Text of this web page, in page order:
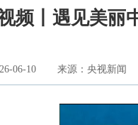
频丨遇见美丽
06-10 来源：央视新闻